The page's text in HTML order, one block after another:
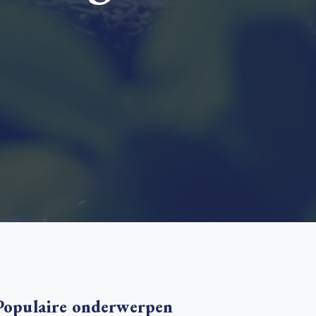
basis leggen voor het Sauki Cookstove Nigeria
onderwerpen